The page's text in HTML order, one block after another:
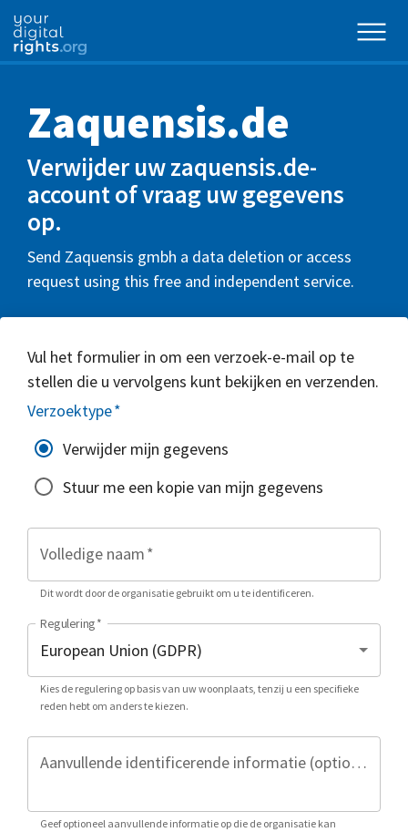
Zaquensis.de
Verwijder uw zaquensis.de-
account of vraag uw gegevens
op.
Send Zaquensis gmbh a data deletion or access
request using this free and independent service.
Vul het formulier in om een verzoek-e-mail op te
stellen die u vervolgens kunt bekijken en verzenden.
Verzoektype*
Verwijder mijn gegevens
Stuur me een kopie van mijn gegevens
Volledige naam*
Dit wordt door de organisatie gebruikt om u te identificeren.
Regulering*
Kies de regulering op basis van uw woonplaats, tenzij u een specifieke
reden hebt om anders te kiezen.
Aanvullende identificerende informatie (optioneel)
Geef optioneel aanvullende informatie op die de organisatie kan